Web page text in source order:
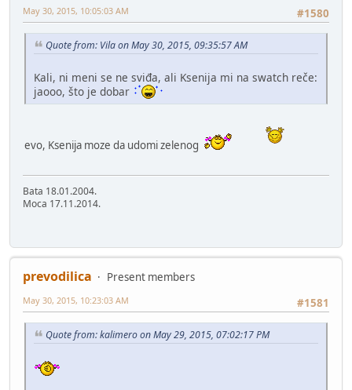
#1580
May 30, 2015, 10:05:03 AM
Quote from: Vila on May 30, 2015, 09:35:57 AM
Kali, ni meni se ne sviđa, ali Ksenija mi na swatch reče:
jaooo, što je dobar
evo, Ksenija moze da udomi zelenog
Bata 18.01.2004.
Moca 17.11.2014.
prevodilica
Present members
#1581
May 30, 2015, 10:23:03 AM
Quote from: kalimero on May 29, 2015, 07:02:17 PM